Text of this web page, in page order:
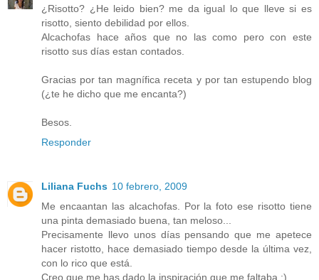
¿Risotto? ¿He leido bien? me da igual lo que lleve si es
risotto, siento debilidad por ellos.
Alcachofas hace años que no las como pero con este
risotto sus días estan contados.
Gracias por tan magnífica receta y por tan estupendo blog
(¿te he dicho que me encanta?)
Besos.
Responder
Liliana Fuchs 10 febrero, 2009
Me encaantan las alcachofas. Por la foto ese risotto tiene
una pinta demasiado buena, tan meloso...
Precisamente llevo unos días pensando que me apetece
hacer ristotto, hace demasiado tiempo desde la última vez,
con lo rico que está.
Creo que me has dado la inspiración que me faltaba :)